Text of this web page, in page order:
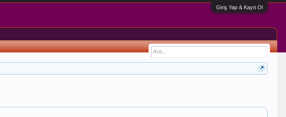
Giriş Yap & Kayıt Ol